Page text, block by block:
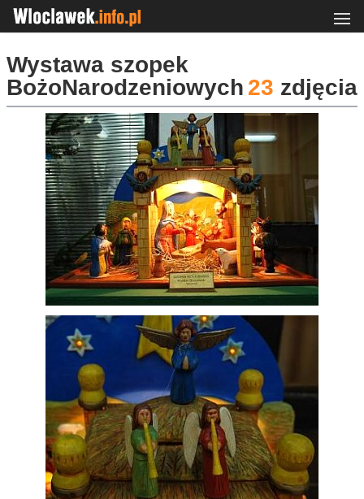
Wystawa szopek
BożoNarodzeniowych 23 zdjęcia